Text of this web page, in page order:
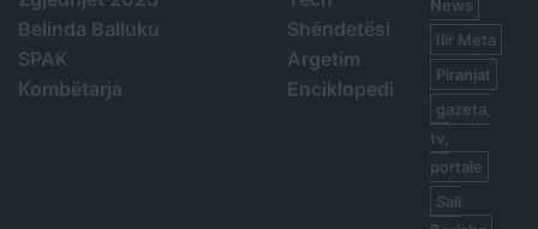
Belinda Balluku
SPAK
Kombëtarja
Shëndetësi
Argetim
Enciklopedi
News
Ilir Meta
Piranjat
gazeta,
tv,
portale
Sali